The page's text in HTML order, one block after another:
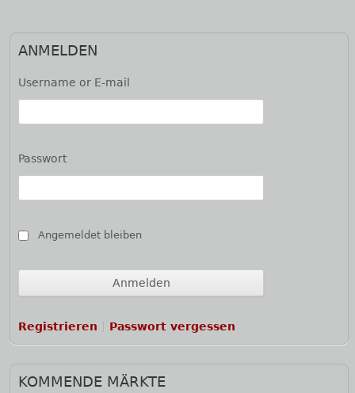
ANMELDEN
Username or E-mail
Passwort
Angemeldet bleiben
Registrieren Passwort vergessen
KOMMENDE MÄRKTE